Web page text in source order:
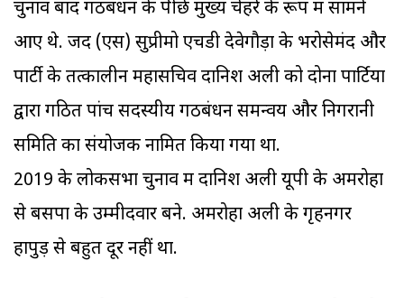
चुनाव बाद गठबंधन के पीछे मुख्य चेहरे के रूप में सामने
आए थे. जद (एस) सुप्रीमो एचडी देवेगौड़ा के भरोसेमंद और
पार्टी के तत्कालीन महासचिव दानिश अली को दोनों पार्टियों
द्वारा गठित पांच सदस्यीय गठबंधन समन्वय और निगरानी
समिति का संयोजक नामित किया गया था.
2019 के लोकसभा चुनाव में दानिश अली यूपी के अमरोहा
से बसपा के उम्मीदवार बने. अमरोहा अली के गृहनगर
हापुड़ से बहुत दूर नहीं था.